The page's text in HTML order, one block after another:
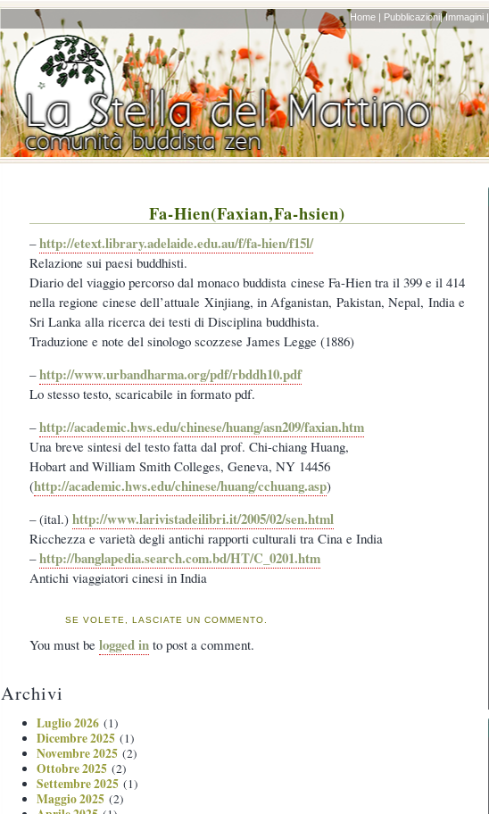
Home | Pubblicazioni| Immagini |
Fa-Hien(Faxian,Fa-hsien)
–http://etext.library.adelaide.edu.au/f/fa-hien/f15l/
Relazione sui paesi buddhisti.
Diario del viaggio percorso dal monaco buddista cinese Fa-Hien tra il 399 e il 414
nella regione cinese dell’attuale Xinjiang, in Afganistan, Pakistan, Nepal, India e
Sri Lanka alla ricerca dei testi di Disciplina buddhista.
Traduzione e note del sinologo scozzese James Legge (1886)
–http://www.urbandharma.org/pdf/rbddh10.pdf
Lo stesso testo, scaricabile in formato pdf.
–http://academic.hws.edu/chinese/huang/asn209/faxian.htm
Una breve sintesi del testo fatta dal prof. Chi-chiang Huang,
Hobart and William Smith Colleges, Geneva, NY 14456
(http://academic.hws.edu/chinese/huang/cchuang.asp)
– (ital.) http://www.larivistadeilibri.it/2005/02/sen.html
Ricchezza e varietà degli antichi rapporti culturali tra Cina e India
–http://banglapedia.search.com.bd/HT/C_0201.htm
Antichi viaggiatori cinesi in India
SE VOLETE, LASCIATE UN COMMENTO.
You must be logged in to post a comment.
Archivi
Luglio 2026 (1)
Dicembre 2025 (1)
Novembre 2025 (2)
Ottobre 2025 (2)
Settembre 2025 (1)
Maggio 2025 (2)